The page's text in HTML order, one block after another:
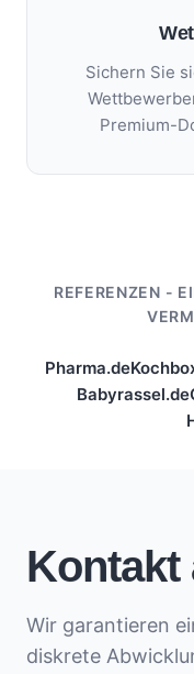
Sichern Sie
Premium-
REFERENZEN -
Pharma.de
Babyrassel.de
Kontakt
Wir garantieren
diskrete